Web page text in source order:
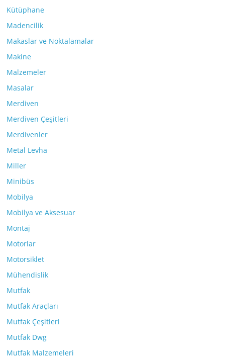
Kütüphane
Madencilik
Makaslar ve Noktalamalar
Makine
Malzemeler
Masalar
Merdiven
Merdiven Çeşitleri
Merdivenler
Metal Levha
Miller
Minibüs
Mobilya
Mobilya ve Aksesuar
Montaj
Motorlar
Motorsiklet
Mühendislik
Mutfak
Mutfak Araçları
Mutfak Çeşitleri
Mutfak Dwg
Mutfak Malzemeleri